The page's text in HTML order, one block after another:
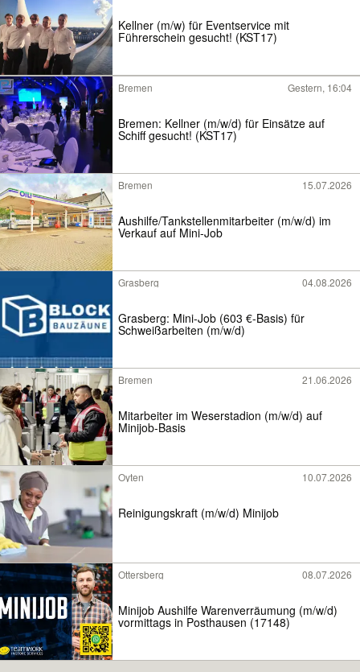
Kellner (m/w) für Eventservice mit
Führerschein gesucht! (KST17)
Bremen Gestern, 16:04
Bremen: Kellner (m/w/d) für Einsätze auf
Schiff gesucht! (KST17)
Bremen 15.07.2026
Aushilfe/Tankstellenmitarbeiter (m/w/d) im
Verkauf auf Mini-Job
Grasberg 04.08.2026
Grasberg: Mini-Job (603 €-Basis) für
Schweißarbeiten (m/w/d)
Bremen 21.06.2026
Mitarbeiter im Weserstadion (m/w/d) auf
Minijob-Basis
Oyten 10.07.2026
Reinigungskraft (m/w/d) Minijob
Ottersberg 08.07.2026
Minijob Aushilfe Warenverräumung (m/w/d)
vormittags in Posthausen (17148)